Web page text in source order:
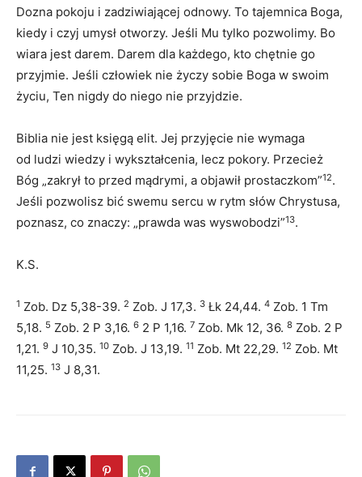
Dozna pokoju i zadziwiającej odnowy. To tajemnica Boga,
kiedy i czyj umysł otworzy. Jeśli Mu tylko pozwolimy. Bo
wiara jest darem. Darem dla każdego, kto chętnie go
przyjmie. Jeśli człowiek nie życzy sobie Boga w swoim
życiu, Ten nigdy do niego nie przyjdzie.
Biblia nie jest księgą elit. Jej przyjęcie nie wymaga
od ludzi wiedzy i wykształcenia, lecz pokory. Przecież
Bóg „zakrył to przed mądrymi, a objawił prostaczkom”12.
Jeśli pozwolisz bić swemu sercu w rytm słów Chrystusa,
poznasz, co znaczy: „prawda was wyswobodzi”13.
K.S.
1 Zob. Dz 5,38-39. 2 Zob. J 17,3. 3 Łk 24,44. 4 Zob. 1 Tm
5,18. 5 Zob. 2 P 3,16. 6 2 P 1,16. 7 Zob. Mk 12, 36. 8 Zob. 2 P
1,21. 9 J 10,35. 10 Zob. J 13,19. 11 Zob. Mt 22,29. 12 Zob. Mt
11,25. 13 J 8,31.